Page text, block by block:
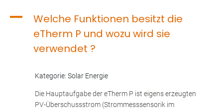
A
Welche Funktionen besitzt die
eTherm P und wozu wird sie
verwendet ?
Kategorie: Solar Energie
Die Hauptaufgabe der eTherm P ist eigens erzeugten
PV-Überschussstrom (Strommesssensorik im